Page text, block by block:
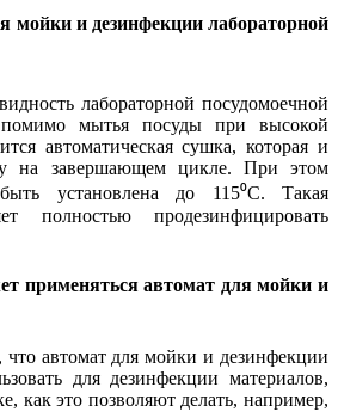
мойки и дезинфекции лабораторной
лабораторной посудомоечной
мытья посуды при высокой
автоматическая сушка, которая и
на завершающем цикле. При этом
установлена до 115⁰С. Такая
полностью продезинфицировать
применяться автомат для мойки и
автомат для мойки и дезинфекции
для дезинфекции материалов,
как это позволяют делать, например,